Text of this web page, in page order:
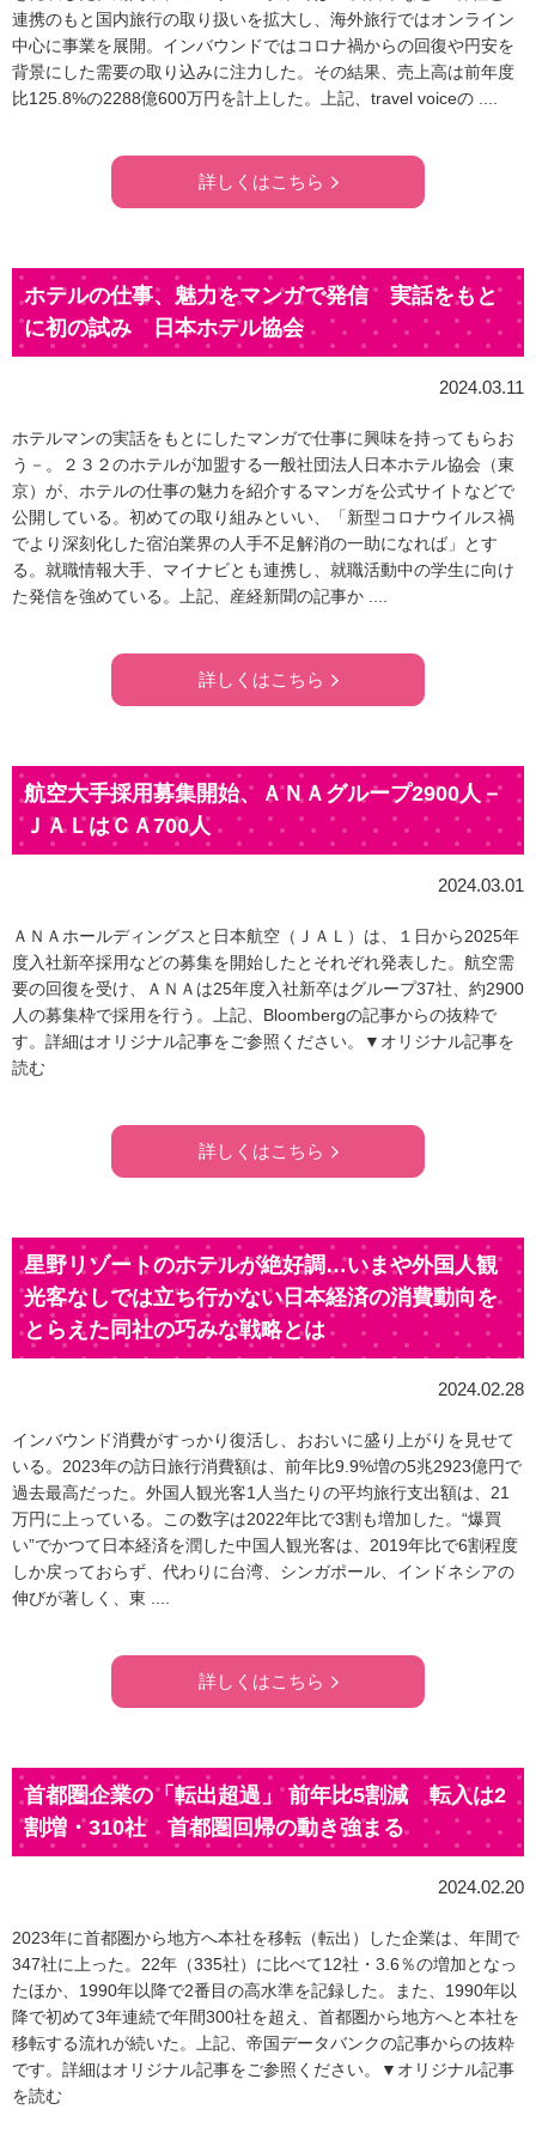
連携のもと国内旅行の取り扱いを拡大し、海外旅行ではオンライン
中心に事業を展開。インバウンドではコロナ禍からの回復や円安を
背景にした需要の取り込みに注力した。その結果、売上高は前年度
比125.8%の2288億600万円を計上した。上記、travel voiceの ....
詳しくはこちら
ホテルの仕事、魅力をマンガで発信 実話をもと
に初の試み 日本ホテル協会
2024.03.11
ホテルマンの実話をもとにしたマンガで仕事に興味を持ってもらお
う－。２３２のホテルが加盟する一般社団法人日本ホテル協会（東
京）が、ホテルの仕事の魅力を紹介するマンガを公式サイトなどで
公開している。初めての取り組みといい、「新型コロナウイルス禍
でより深刻化した宿泊業界の人手不足解消の一助になれば」とす
る。就職情報大手、マイナビとも連携し、就職活動中の学生に向け
た発信を強めている。上記、産経新聞の記事か ....
詳しくはこちら
航空大手採用募集開始、ＡＮＡグループ2900人－
ＪＡＬはＣＡ700人
2024.03.01
ＡＮＡホールディングスと日本航空（ＪＡＬ）は、１日から2025年
度入社新卒採用などの募集を開始したとそれぞれ発表した。航空需
要の回復を受け、ＡＮＡは25年度入社新卒はグループ37社、約2900
人の募集枠で採用を行う。上記、Bloombergの記事からの抜粋で
す。詳細はオリジナル記事をご参照ください。▼オリジナル記事を
読む
詳しくはこちら
星野リゾートのホテルが絶好調…いまや外国人観
光客なしでは立ち行かない日本経済の消費動向を
とらえた同社の巧みな戦略とは
2024.02.28
インバウンド消費がすっかり復活し、おおいに盛り上がりを見せて
いる。2023年の訪日旅行消費額は、前年比9.9%増の5兆2923億円で
過去最高だった。外国人観光客1人当たりの平均旅行支出額は、21
万円に上っている。この数字は2022年比で3割も増加した。“爆買
い”でかつて日本経済を潤した中国人観光客は、2019年比で6割程度
しか戻っておらず、代わりに台湾、シンガポール、インドネシアの
伸びが著しく、東 ....
詳しくはこちら
首都圏企業の「転出超過」 前年比5割減 転入は2
割増・310社 首都圏回帰の動き強まる
2024.02.20
2023年に首都圏から地方へ本社を移転（転出）した企業は、年間で
347社に上った。22年（335社）に比べて12社・3.6％の増加となっ
たほか、1990年以降で2番目の高水準を記録した。また、1990年以
降で初めて3年連続で年間300社を超え、首都圏から地方へと本社を
移転する流れが続いた。上記、帝国データバンクの記事からの抜粋
です。詳細はオリジナル記事をご参照ください。▼オリジナル記事
を読む